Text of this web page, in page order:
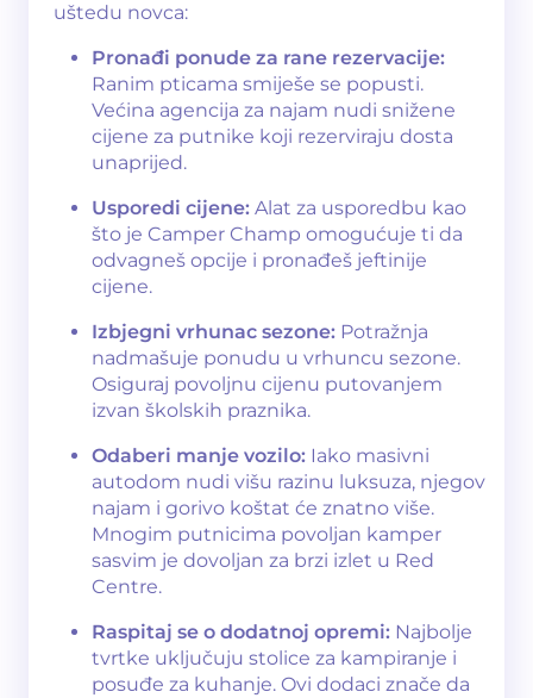
uštedu novca:
Pronađi ponude za rane rezervacije:
Ranim pticama smiješe se popusti.
Većina agencija za najam nudi snižene
cijene za putnike koji rezerviraju dosta
unaprijed.
Usporedi cijene: Alat za usporedbu kao
što je Camper Champ omogućuje ti da
odvagneš opcije i pronađeš jeftinije
cijene.
Izbjegni vrhunac sezone: Potražnja
nadmašuje ponudu u vrhuncu sezone.
Osiguraj povoljnu cijenu putovanjem
izvan školskih praznika.
Odaberi manje vozilo: Iako masivni
autodom nudi višu razinu luksuza, njegov
najam i gorivo koštat će znatno više.
Mnogim putnicima povoljan kamper
sasvim je dovoljan za brzi izlet u Red
Centre.
Raspitaj se o dodatnoj opremi: Najbolje
tvrtke uključuju stolice za kampiranje i
posuđe za kuhanje. Ovi dodaci znače da